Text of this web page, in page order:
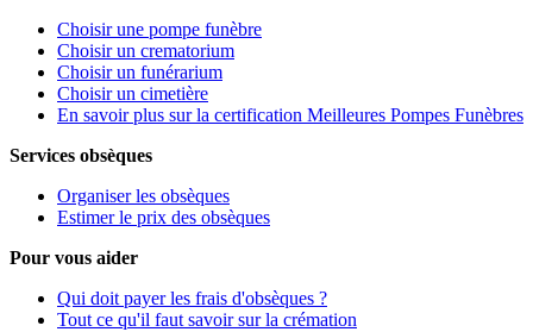
Choisir une pompe funèbre
Choisir un crematorium
Choisir un funérarium
Choisir un cimetière
En savoir plus sur la certification Meilleures Pompes Funèbres
Services obsèques
Organiser les obsèques
Estimer le prix des obsèques
Pour vous aider
Qui doit payer les frais d'obsèques ?
Tout ce qu'il faut savoir sur la crémation